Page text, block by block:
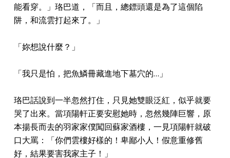
能看穿。」珞巴道，「而且，總鏢頭還是為了這個陷
阱，和流雲打起來了。」
「妳想說什麼？」
「我只是怕，把魚鱗冊藏進地下墓穴的…」
珞巴話說到一半忽然打住，只見她雙眼泛紅，似乎就要
哭了出來。當項陽軒正要安慰她時，忽然幾陣巨響，原
本揚長而去的羽家家僕闖回蘇家酒樓，一見項陽軒就破
口大罵：「你們雲樓好樣的！卑鄙小人！假意重修舊
好，結果要害我家主子！」